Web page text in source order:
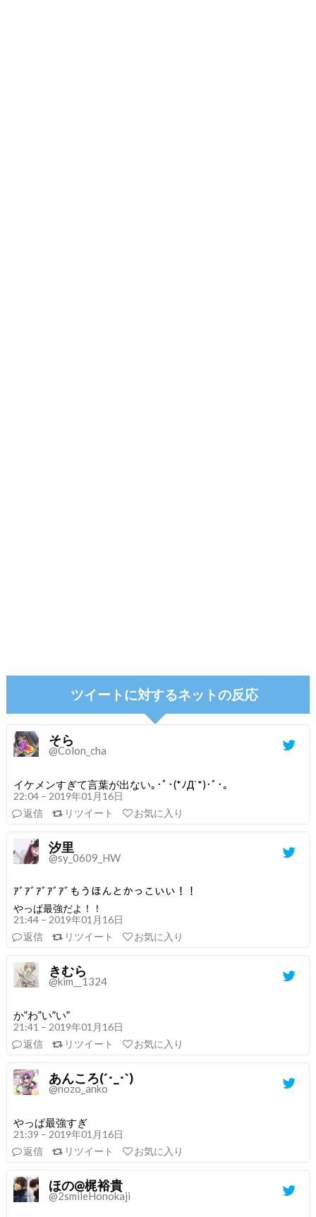
ツイートに対するネットの反応
そら
@Colon_cha
イケメンすぎて言葉が出ない｡･ﾟ･(*ﾉД`*)･ﾟ･。
22:04 – 2019年01月16日
返信
リツイート お気に入り
汐里
@sy_0609_HW
ｱﾞｱﾞｱﾞｱﾞｱﾞもうほんとかっこいい！！
やっぱ最強だよ！！
21:44 – 2019年01月16日
返信
リツイート お気に入り
きむら
@kim__1324
か”わ”い”い”
21:41 – 2019年01月16日
返信
リツイート お気に入り
あんころ(´･_･`)
@nozo_anko
やっぱ最強すぎ
21:39 – 2019年01月16日
返信
リツイート お気に入り
ほの@梶裕貴
@2smileHonokaji